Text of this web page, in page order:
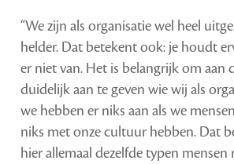
“We zijn als organisatie wel heel
helder. Dat betekent ook: je houdt
er niet van. Het is belangrijk om aan
duidelijk aan te geven wie wij als
we hebben er niks aan als we
niks met onze cultuur hebben. Dat
hier allemaal dezelfde typen